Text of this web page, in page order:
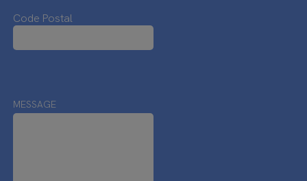
Code Postal
MESSAGE